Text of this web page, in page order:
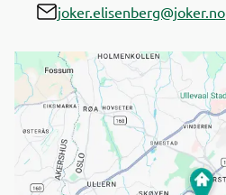
joker.elisenberg@joker.no